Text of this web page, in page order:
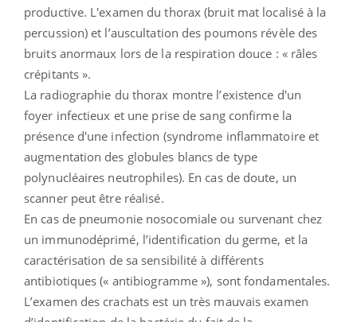
productive. L'examen du thorax (bruit mat localisé à la
percussion) et l’auscultation des poumons révèle des
bruits anormaux lors de la respiration douce : « râles
crépitants ».
La radiographie du thorax montre l’existence d'un
foyer infectieux et une prise de sang confirme la
présence d'une infection (syndrome inflammatoire et
augmentation des globules blancs de type
polynucléaires neutrophiles). En cas de doute, un
scanner peut être réalisé.
En cas de pneumonie nosocomiale ou survenant chez
un immunodéprimé, l’identification du germe, et la
caractérisation de sa sensibilité à différents
antibiotiques (« antibiogramme »), sont fondamentales.
L’examen des crachats est un très mauvais examen